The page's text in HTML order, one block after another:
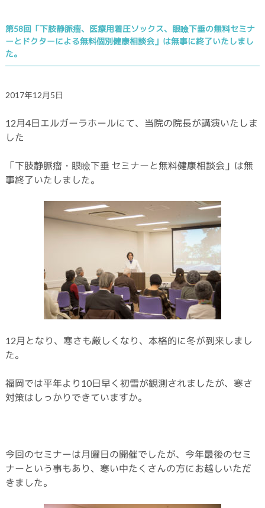
第58回「下肢静脈瘤、医療用着圧ソックス、眼瞼下垂の無料セミナ
ーとドクターによる無料個別健康相談会」は無事に終了いたしまし
た。
2017年12月5日
12月4日エルガーラホールにて、当院の院長が講演いたしま
した
「下肢静脈瘤・眼瞼下垂 セミナーと無料健康相談会」は無
事終了いたしました。
12月となり、寒さも厳しくなり、本格的に冬が到来しまし
た。
福岡では平年より10日早く初雪が観測されましたが、寒さ
対策はしっかりできていますか。
今回のセミナーは月曜日の開催でしたが、今年最後のセミ
ナーという事もあり、寒い中たくさんの方にお越しいただ
きました。